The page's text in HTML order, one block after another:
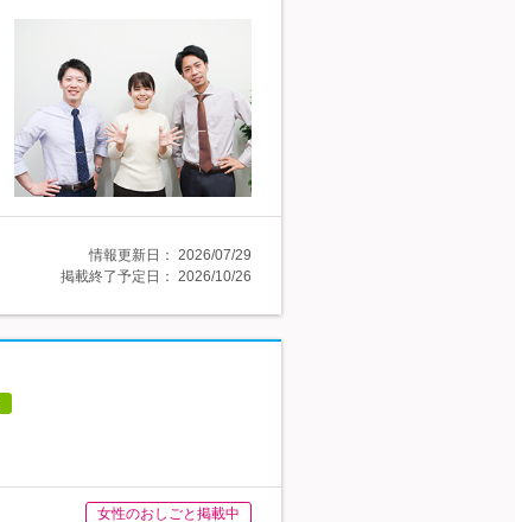
情報更新日： 2026/07/29
掲載終了予定日： 2026/10/26
女性のおしごと掲載中